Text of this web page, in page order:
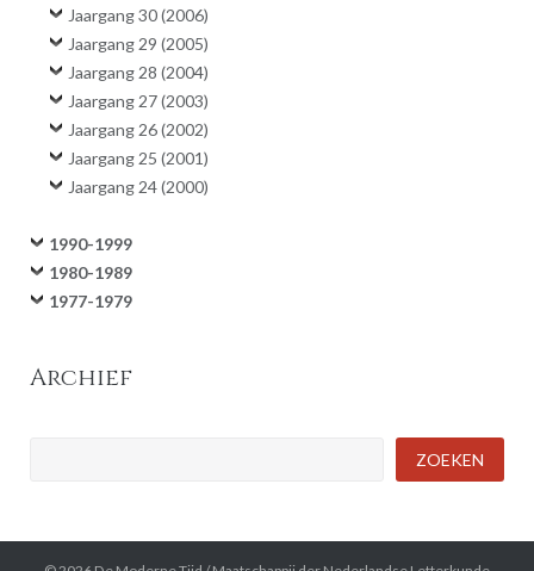
Jaargang 30 (2006)
Jaargang 29 (2005)
Jaargang 28 (2004)
Jaargang 27 (2003)
Jaargang 26 (2002)
Jaargang 25 (2001)
Jaargang 24 (2000)
1990-1999
1980-1989
1977-1979
Archief
ZOEKEN